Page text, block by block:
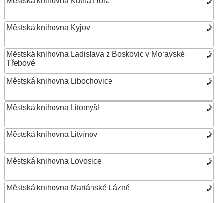
Městská knihovna Kyjov
Městská knihovna Ladislava z Boskovic v Moravské
Třebové
Městská knihovna Libochovice
Městská knihovna Litomyšl
Městská knihovna Litvínov
Městská knihovna Lovosice
Městská knihovna Mariánské Lázně